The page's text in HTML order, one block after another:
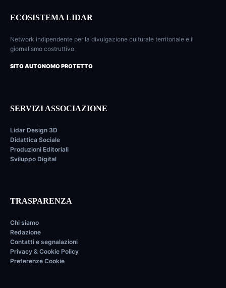
ECOSISTEMA LIDAR
Network indipendente per la divulgazione culturale territoriale e il
giornalismo costruttivo.
SITO AUTONOMO PROTETTO
SERVIZI ASSOCIAZIONE
Lidar Design 3D
Didattica Sociale
Produzioni Editoriali
Sviluppo Digital
TRASPARENZA
Chi siamo
Redazione
Contatti e segnalazioni
Privacy & Cookie Policy
Preferenze Cookie